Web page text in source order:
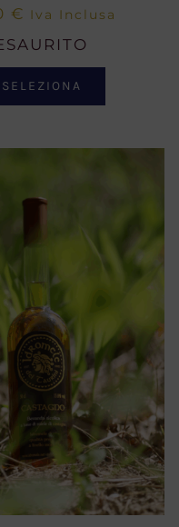
€ Iva Inclusa
SELEZIONA